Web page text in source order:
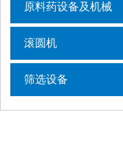
原料药设备及机械
滚圆机
筛选设备